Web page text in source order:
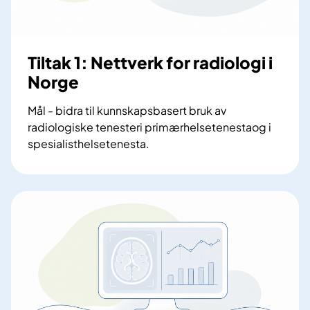
Tiltak 1: Nettverk for radiologi i
Norge
Mål - bidra til kunnskapsbasert bruk av
radiologiske tenesteri primærhelsetenestaog i
spesialisthelsetenesta.
i
l